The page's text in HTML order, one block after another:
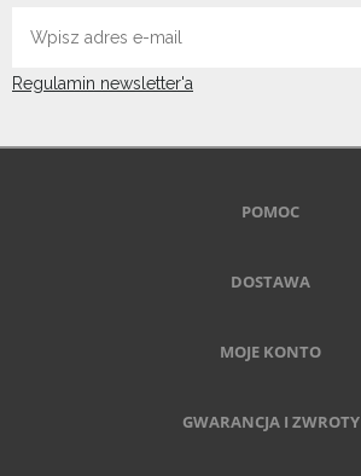
Regulamin newsletter'a
POMOC
DOSTAWA
MOJE KONTO
GWARANCJA I ZWROTY